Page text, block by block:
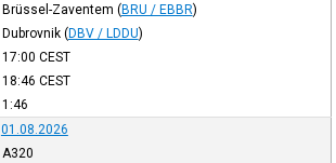
Brüssel-Zaventem (BRU / EBBR)
Dubrovnik (DBV / LDDU)
17:00 CEST
18:46 CEST
1:46
01.08.2026
A320